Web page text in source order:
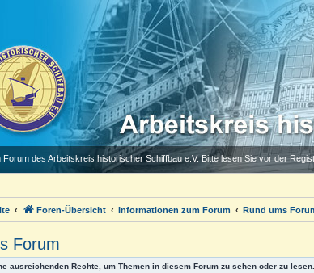
Forum des Arbeitskreis historischer Schiffbau e.V. Bitte lesen Sie vor der
Foren-Übersicht Informationen zum Forum Rund ums
Forum
ausreichenden Rechte, um Themen in diesem Forum zu sehen oder zu lesen.